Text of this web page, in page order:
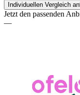
Individuellen Vergleich
Jetzt den passenden
—